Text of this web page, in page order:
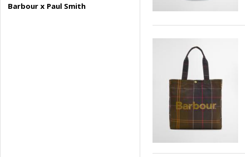
Barbour x Paul Smith